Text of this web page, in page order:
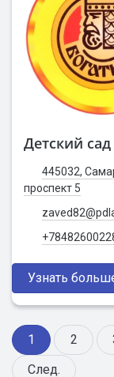
Детский
445032,
проспект 5
Узнать
1 2
След.